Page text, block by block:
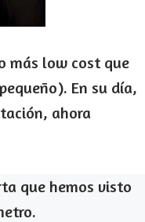
más low cost que
En su día,
ahora
que hemos visto